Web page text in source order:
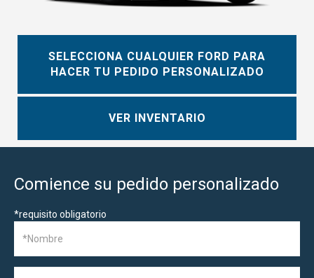
SELECCIONA CUALQUIER FORD PARA
HACER TU PEDIDO PERSONALIZADO
VER INVENTARIO
Comience su pedido personalizado
*requisito obligatorio